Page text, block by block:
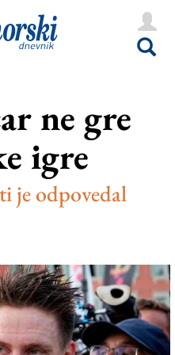
ne gre
igre
je odpovedal